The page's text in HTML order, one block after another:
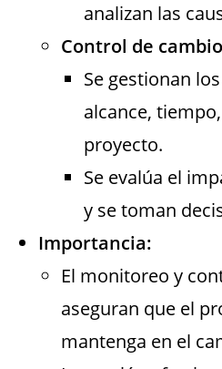
analizan las
Control de
Se gestionan
alcance,
proyecto.
Se evalúa el
y se toman
Importancia:
El monitoreo y
aseguran que el
mantenga en el